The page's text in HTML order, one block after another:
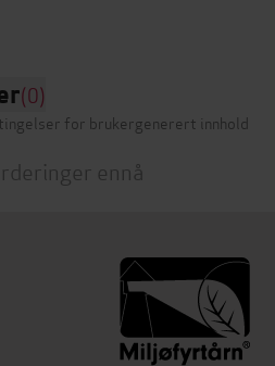
(0)
for brukergenerert innhold
ennå